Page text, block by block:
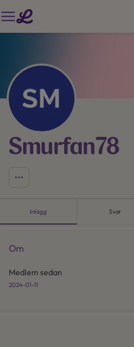
Smurfan78
Inlägg Svar
Om
Medlem sedan
2024-01-11